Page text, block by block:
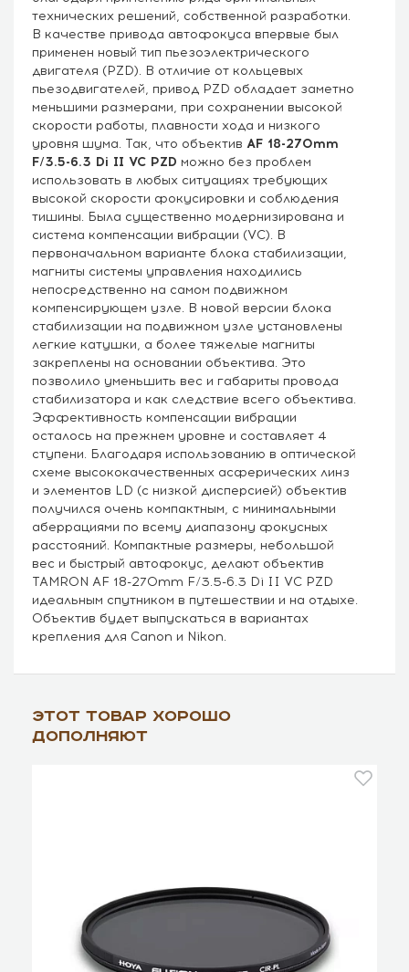
технических решений, собственной разработки.
В качестве привода автофокуса впервые был
применен новый тип пьезоэлектрического
двигателя (PZD). В отличие от кольцевых
пьезодвигателей, привод PZD обладает заметно
меньшими размерами, при сохранении высокой
скорости работы, плавности хода и низкого
уровня шума. Так, что объектив AF 18-270mm
F/3.5-6.3 Di II VC PZD можно без проблем
использовать в любых ситуациях требующих
высокой скорости фокусировки и соблюдения
тишины. Была существенно модернизирована и
система компенсации вибрации (VC). В
первоначальном варианте блока стабилизации,
магниты системы управления находились
непосредственно на самом подвижном
компенсирующем узле. В новой версии блока
стабилизации на подвижном узле установлены
легкие катушки, а более тяжелые магниты
закреплены на основании объектива. Это
позволило уменьшить вес и габариты провода
стабилизатора и как следствие всего объектива.
Эффективность компенсации вибрации
осталось на прежнем уровне и составляет 4
ступени. Благодаря использованию в оптической
схеме высококачественных асферических линз
и элементов LD (с низкой дисперсией) объектив
получился очень компактным, с минимальными
аберрациями по всему диапазону фокусных
расстояний. Компактные размеры, небольшой
вес и быстрый автофокус, делают объектив
TAMRON AF 18-270mm F/3.5-6.3 Di II VC PZD
идеальным спутником в путешествии и на отдыхе.
Объектив будет выпускаться в вариантах
крепления для Canon и Nikon.
Этот товар хорошо
дополняют